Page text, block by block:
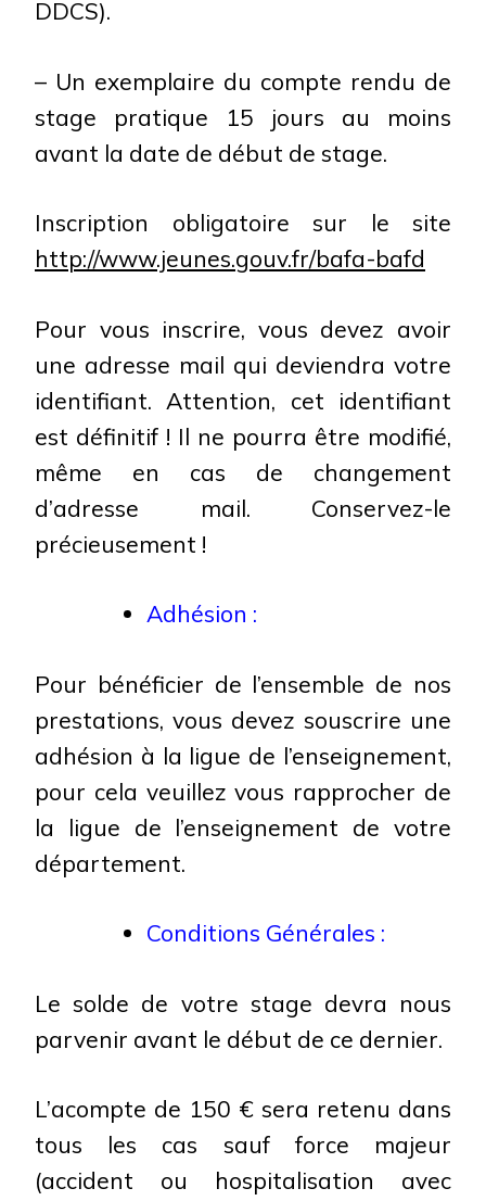
DDCS).
– Un exemplaire du compte rendu de
stage pratique 15 jours au moins
avant la date de début de stage.
Inscription obligatoire sur le site
http://www.jeunes.gouv.fr/bafa-bafd
Pour vous inscrire, vous devez avoir
une adresse mail qui deviendra votre
identifiant. Attention, cet identifiant
est définitif ! Il ne pourra être modifié,
même en cas de changement
d’adresse mail. Conservez-le
précieusement !
Adhésion :
Pour bénéficier de l’ensemble de nos
prestations, vous devez souscrire une
adhésion à la ligue de l’enseignement,
pour cela veuillez vous rapprocher de
la ligue de l’enseignement de votre
département.
Conditions Générales :
Le solde de votre stage devra nous
parvenir avant le début de ce dernier.
L’acompte de 150 € sera retenu dans
tous les cas sauf force majeur
(accident ou hospitalisation avec